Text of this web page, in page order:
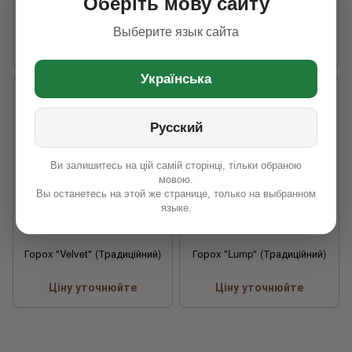
24 000 грн
Горох "Velvet" (Традиційний)
Ціну уточнюйте
Горох "Lump" (Традиційний)
Ціну уточнюйте
Выберите язык сайта
Українська
Русский
Ви залишитесь на цій самій сторінці, тільки обраною
мовою.
Вы останетесь на этой же странице, только на выбранном
языке.